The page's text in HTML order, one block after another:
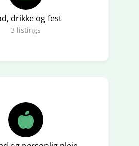
drikke og fest
3 listings